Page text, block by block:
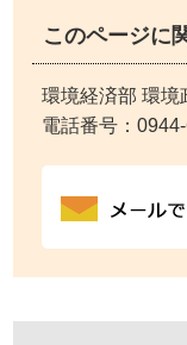
このページに
環境経済部 環境
電話番号：